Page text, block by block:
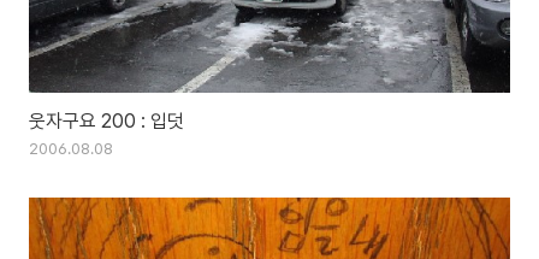
웃자구요 200 : 입덧
2006.08.08